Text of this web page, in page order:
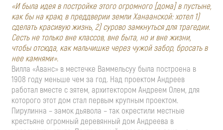
«И была идея в постройке этого огромного [дома] в пустыне,
как бы на краю, в преддверии земли Ханаанской: хотел 1)
сделать красивую жизнь, 2) сурово замкнуться для трагедии.
Сесть не только вне классов, вне быта, но и вне жизни,
чтобы отсюда, как мальчишке через чужой забор, бросать в
нее камнями».
Вилла «Аванс» в местечке Ваммельсуу была построена в
1908 году меньше чем за год. Над проектом Андреев
работал вместе с зятем, архитектором Андреем Олем, для
которого этот дом стал первым крупным проектом.
Пирулинна – замок дьявола – так окрестили местные
крестьяне огромный деревянный дом Андреева в